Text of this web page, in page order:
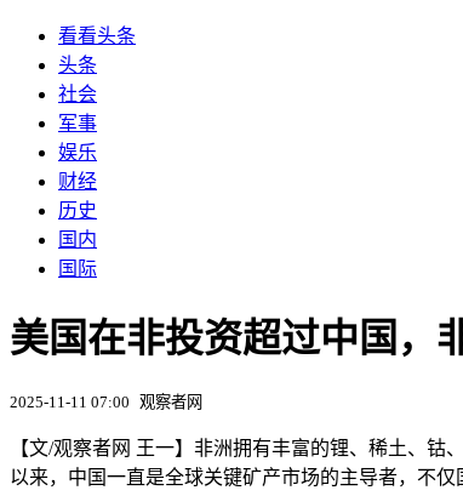
看看头条
头条
社会
军事
娱乐
财经
历史
国内
国际
美国在非投资超过中国，
2025-11-11 07:00 观察者网
【文/观察者网 王一】非洲拥有丰富的锂、稀土、
以来，中国一直是全球关键矿产市场的主导者，不